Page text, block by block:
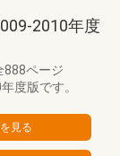
2010年度
888ページ
度版です。